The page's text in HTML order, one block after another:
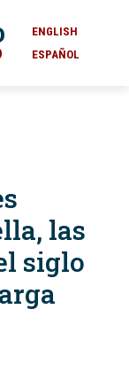
ENGLISH
ESPAÑOL
las
siglo